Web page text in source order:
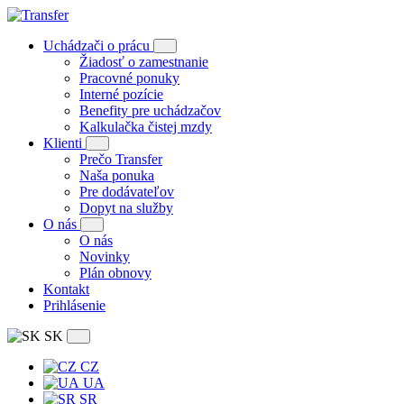
Uchádzači o prácu
Žiadosť o zamestnanie
Pracovné ponuky
Interné pozície
Benefity pre uchádzačov
Kalkulačka čistej mzdy
Klienti
Prečo Transfer
Naša ponuka
Pre dodávateľov
Dopyt na služby
O nás
O nás
Novinky
Plán obnovy
Kontakt
Prihlásenie
SK
CZ
UA
SR